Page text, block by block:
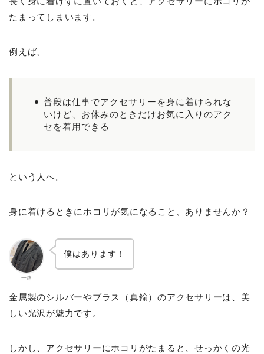
たまってしまいます。
例えば、
普段は仕事でアクセサリーを身に着けられな
いけど、お休みのときだけお気に入りのアク
セを着用できる
という人へ。
身に着けるときにホコリが気になること、ありませんか？
一路
僕はあります！
金属製のシルバーやブラス（真鍮）のアクセサリーは、美
しい光沢が魅力です。
しかし、アクセサリーにホコリがたまると、せっかくの光